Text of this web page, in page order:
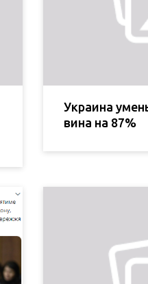
Украина
вина на 87%